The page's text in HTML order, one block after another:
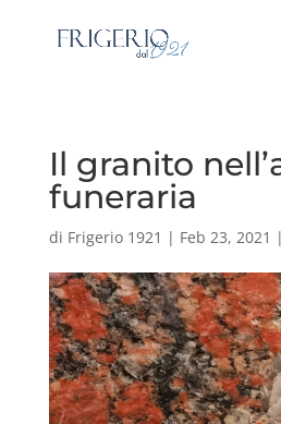
Il granito
funeraria
di Frigerio 1921 | Feb 23, 2021 |